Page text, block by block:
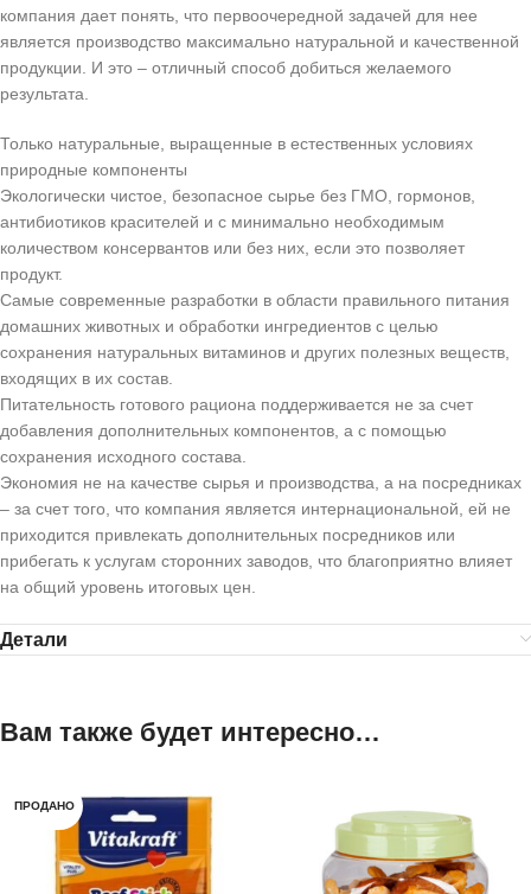
компания дает понять, что первоочередной задачей для нее
является производство максимально натуральной и качественной
продукции. И это – отличный способ добиться желаемого
результата.
Только натуральные, выращенные в естественных условиях
природные компоненты
Экологически чистое, безопасное сырье без ГМО, гормонов,
антибиотиков красителей и с минимально необходимым
количеством консервантов или без них, если это позволяет
продукт.
Самые современные разработки в области правильного питания
домашних животных и обработки ингредиентов с целью
сохранения натуральных витаминов и других полезных веществ,
входящих в их состав.
Питательность готового рациона поддерживается не за счет
добавления дополнительных компонентов, а с помощью
сохранения исходного состава.
Экономия не на качестве сырья и производства, а на посредниках
– за счет того, что компания является интернациональной, ей не
приходится привлекать дополнительных посредников или
прибегать к услугам сторонних заводов, что благоприятно влияет
на общий уровень итоговых цен.
Детали
Вам также будет интересно…
ПРОДАНО